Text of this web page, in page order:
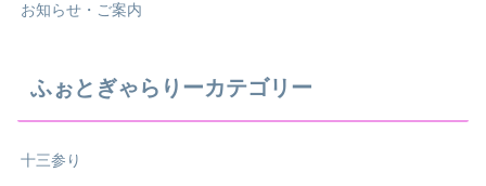
お知らせ・ご案内
ふぉとぎゃらりーカテゴリー
十三参り